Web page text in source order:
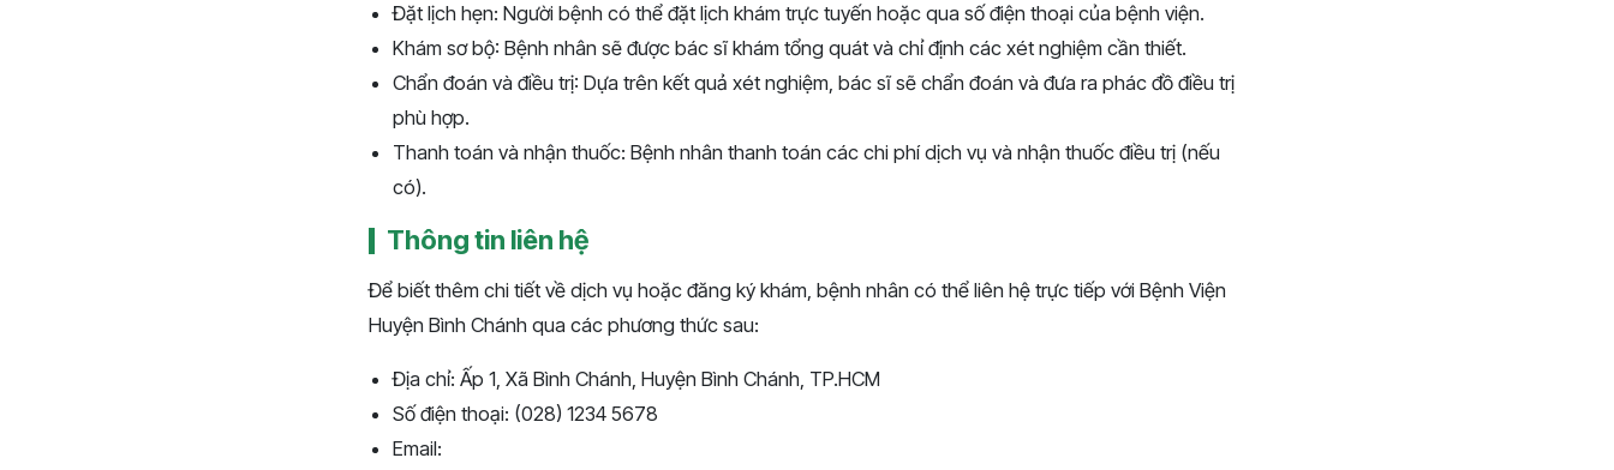
Đặt lịch hẹn: Người bệnh có thể đặt lịch khám trực tuyến hoặc qua số điện thoại của bệnh viện.
Khám sơ bộ: Bệnh nhân sẽ được bác sĩ khám tổng quát và chỉ định các xét nghiệm cần thiết.
Chẩn đoán và điều trị: Dựa trên kết quả xét nghiệm, bác sĩ sẽ chẩn đoán và đưa ra phác đồ điều trị
phù hợp.
Thanh toán và nhận thuốc: Bệnh nhân thanh toán các chi phí dịch vụ và nhận thuốc điều trị (nếu
có).
Thông tin liên hệ
Để biết thêm chi tiết về dịch vụ hoặc đăng ký khám, bệnh nhân có thể liên hệ trực tiếp với Bệnh Viện
Huyện Bình Chánh qua các phương thức sau:
Địa chỉ: Ấp 1, Xã Bình Chánh, Huyện Bình Chánh, TP.HCM
Số điện thoại: (028) 1234 5678
Email: